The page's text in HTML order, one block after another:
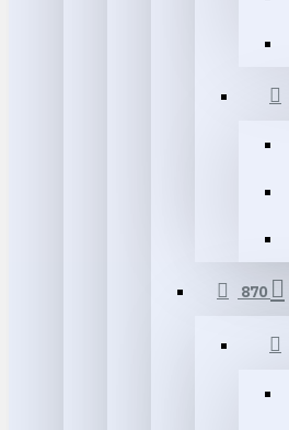
870